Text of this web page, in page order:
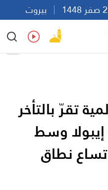
بيروت
Ar
تقرّ بالتأخر
وسط
نطاق